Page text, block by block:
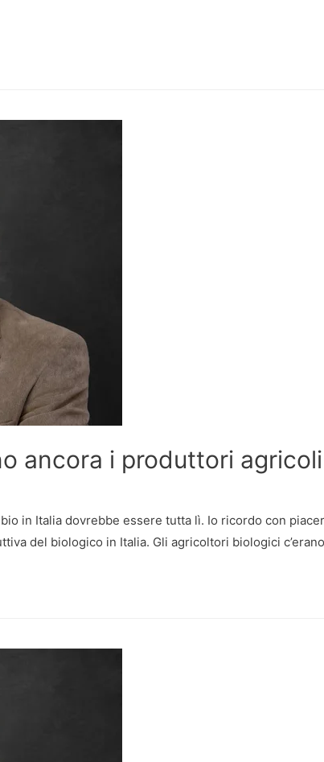
ancora i produttori agricoli
in Italia dovrebbe essere tutta lì. Io ricordo con
del biologico in Italia. Gli agricoltori biologici